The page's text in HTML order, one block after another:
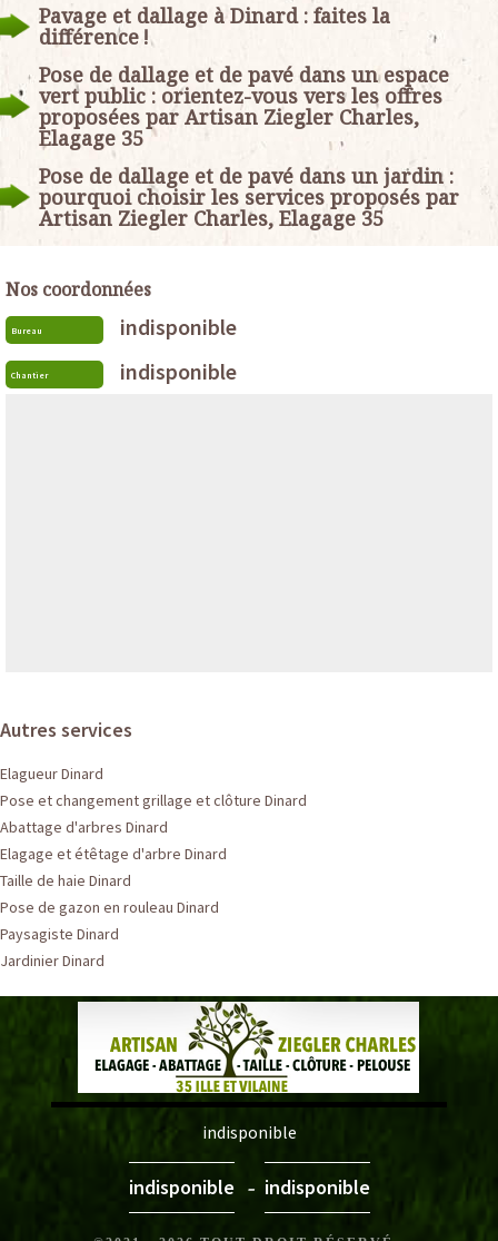
Pavage et dallage à Dinard : faites la
différence !
Pose de dallage et de pavé dans un espace
vert public : orientez-vous vers les offres
proposées par Artisan Ziegler Charles,
Elagage 35
Pose de dallage et de pavé dans un jardin :
pourquoi choisir les services proposés par
Artisan Ziegler Charles, Elagage 35
Nos coordonnées
Bureau indisponible
Chantier indisponible
Autres services
Elagueur Dinard
Pose et changement grillage et clôture Dinard
Abattage d'arbres Dinard
Elagage et étêtage d'arbre Dinard
Taille de haie Dinard
Pose de gazon en rouleau Dinard
Paysagiste Dinard
Jardinier Dinard
indisponible
indisponible - indisponible